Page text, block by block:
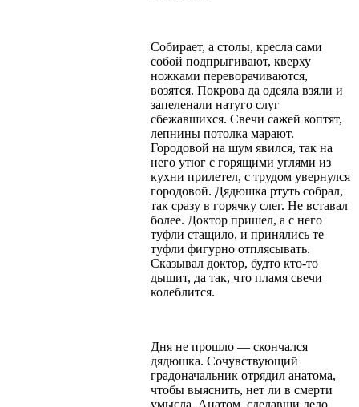
Собирает, а столы, кресла сами
собой подпрыгивают, кверху
ножками переворачиваются,
возятся. Покрова да одеяла взяли и
запеленали натуго слуг
сбежавшихся. Свечи сажей коптят,
лепнины потолка марают.
Городовой на шум явился, так на
него утюг с горящими углями из
кухни прилетел, с трудом увернулся
городовой. Дядюшка ртуть собрал,
так сразу в горячку слег. Не вставал
более. Доктор пришел, а с него
туфли стащило, и принялись те
туфли фигурно отплясывать.
Сказывал доктор, будто кто-то
дышит, да так, что пламя свечи
колеблится.
Дня не прошло — скончался
дядюшка. Сочувствующий
градоначальник отрядил анатома,
чтобы выяснить, нет ли в смерти
умысла. Анатом, сделавши дело,